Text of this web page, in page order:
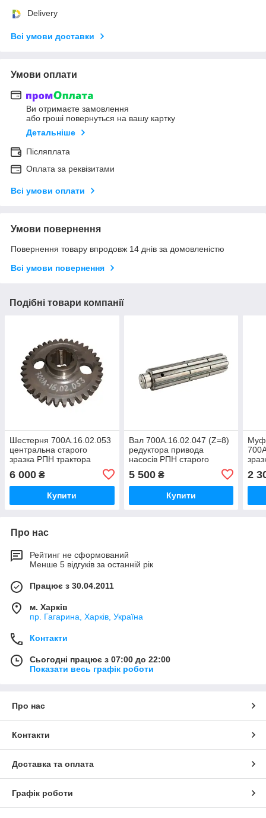
Delivery
Всі умови доставки
Умови оплати
Ви отримаєте замовлення
або гроші повернуться на вашу картку
Детальніше
Післяплата
Оплата за реквізитами
Всі умови оплати
Умови повернення
Повернення товару впродовж 14 днів за домовленістю
Всі умови повернення
Подібні товари компанії
Шестерня 700А.16.02.053
центральна старого
зразка РПН трактора
6 000 ₴
Купити
Вал 700А.16.02.047 (Z=8)
редуктора привода
насосів РПН старого
зразка трактора Кіровець
К700,К701
5 500₴
Купити
2
Про нас
Рейтинг не сформований
Менше 5 відгуків за останній рік
Працює з 30.04.2011
м. Харків
пр. Гагарина, Харків, Україна
Контакти
Сьогодні працює з 07:00 до 22:00
Показати весь графік роботи
Про нас
Контакти
Доставка та оплата
Графік роботи